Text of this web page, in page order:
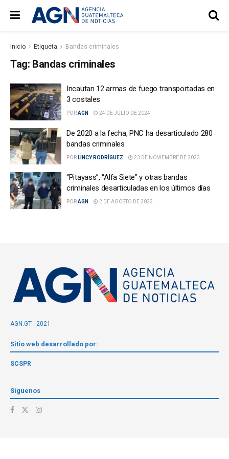
Inicio Etiqueta Bandas criminales
Tag: Bandas criminales
Incautan 12 armas de fuego transportadas en
3 costales
PORAGN 24 DE JULIO DE 2024
De 2020 a la fecha, PNC ha desarticulado 280
bandas criminales
POR LINCY RODRÍGUEZ 23 DE NOVIEMBRE DE 2023
“Pitayass”, “Alfa Siete” y otras bandas
criminales desarticuladas en los últimos días
PORAGN 2 DE AGOSTO DE 2022
AGN.GT - 2021
Sitio web desarrollado por:
SCSPR
Síguenos